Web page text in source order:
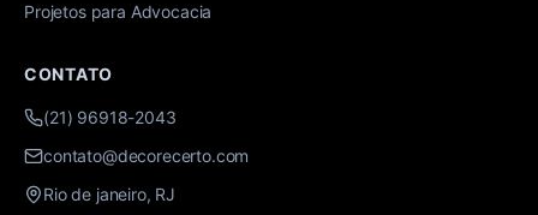
Projetos para Advocacia
CONTATO
(21) 96918-2043
contato@decorecerto.com
Rio de janeiro, RJ